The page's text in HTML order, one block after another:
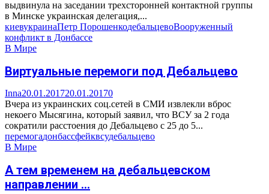
выдвинула на заседании трехсторонней контактной группы
в Минске украинская делегация,...
киевукраинаПетр ПорошенкодебальцевоВооруженный
конфликт в Донбассе
В Мире
Виртуальные перемоги под Дебальцево
Inna20.01.201720.01.20170
Вчера из украинских соц.сетей в СМИ извлекли вброс
некоего Мысягина, который заявил, что ВСУ за 2 года
сократили расстоения до Дебальцево с 25 до 5...
перемогадонбассфейквсудебальцево
В Мире
А тем временем на дебальцевском
направлении …